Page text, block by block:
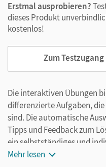
Erstmal ausprobieren?
dieses Produkt
kostenlos!
Zum Testzugang
Die interaktiven Übungen
differenzierte Aufgaben,
sind. Die automatische
Tipps und Feedback zum
ein selbstständiges und
Mehr lesen